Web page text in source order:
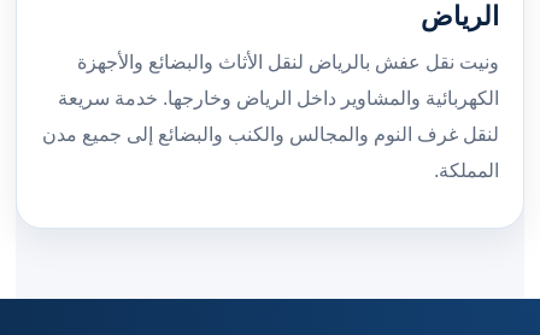
الرياض
ونيت نقل عفش بالرياض لنقل الأثاث والبضائع والأجهزة
الكهربائية والمشاوير داخل الرياض وخارجها. خدمة سريعة
لنقل غرف النوم والمجالس والكنب والبضائع إلى جميع مدن
المملكة.